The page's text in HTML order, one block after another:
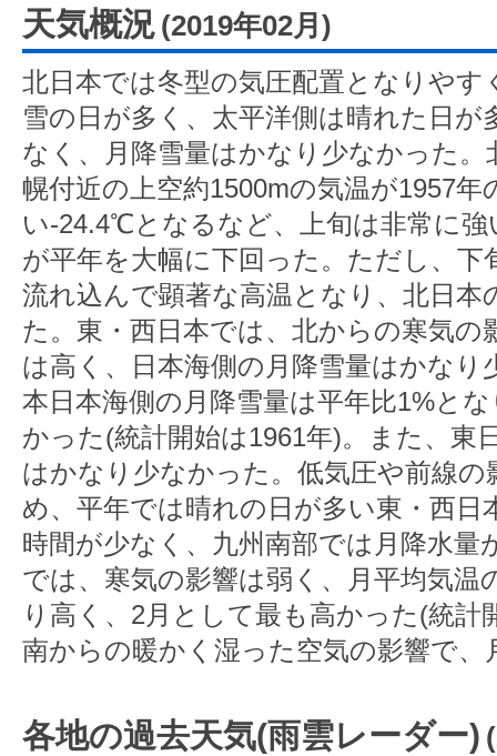
天気概況 (2019年02月)
北日本では冬型の気圧配置となりやす
雪の日が多く、太平洋側は晴れた日が
なく、月降雪量はかなり少なかった。
幌付近の上空約1500mの気温が1957年
い-24.4℃となるなど、上旬は非常に
が平年を大幅に下回った。ただし、下
流れ込んで顕著な高温となり、北日本
た。東・西日本では、北からの寒気の
は高く、日本海側の月降雪量はかなり
本日本海側の月降雪量は平年比1%と
かった(統計開始は1961年)。また、東
はかなり少なかった。低気圧や前線
め、平年では晴れの日が多い東・西日
時間が少なく、九州南部では月降水量
では、寒気の影響は弱く、月平均気
り高く、2月として最も高かった(統計
南からの暖かく湿った空気の影響で、
各地の過去天気(雨雲レーダー)